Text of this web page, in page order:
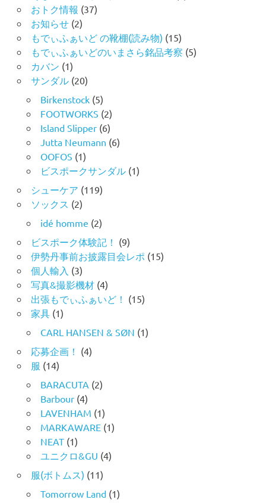
おトク情報 (37)
お知らせ(2)
もでぃふぁいど の靴棚(読み物) (15)
もでぃふぁいどのいまさら銘品考察 (5)
カバン (1)
サンダル(20)
Birkenstock(5)
FOOTWORKS (2)
Island Slipper(6)
Jutta Neumann (6)
OOFOS (1)
ビスポークサンダル(1)
シューケア (119)
ソックス (2)
idé homme (2)
ビスポーク体験記！ (9)
伊勢丹事前お披露目会レポ (15)
個人輸入 (3)
写真&撮影機材(4)
出張もでぃふぁいど！ (15)
家具(1)
CARL HANSEN & SØN (1)
応募企画！ (4)
服 (14)
BARACUTA (2)
Barbour(4)
LAVENHAM (1)
MARKAWARE(1)
NEAT(1)
ユニクロ&GU (4)
服(ボトムス) (11)
Tomorrow Land(1)